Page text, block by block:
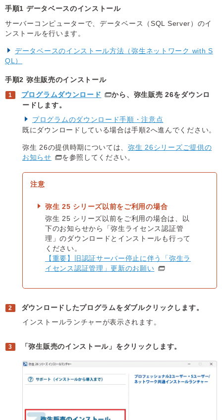
手順1 データベースのインストール
サーバーコンピューターで、データベース（SQL Server）のイ
ンストールを行います。
データベースのインストール方法（弥生ネットワーク with S
QL）
手順2 弥生販売のインストール
プログラムダウンロード
から、弥生販売 26をダウンロ
ードします。
プログラムのダウンロード手順・注意点
既にダウンロードしている場合は手順2へ進んでください。
弥生 26の提供時期については、弥生 26シリーズご提供の
お知らせ
を参照してください。
弥生 25 シリーズ以前をご利用の場合
弥生 25 シリーズ以前をご利用の場合は、以
下のお知らせから「弥生ライセンス認証管
理」のダウンロードとインストールも行って
ください。
【重要】旧認証サーバー停止に伴う「弥生ラ
イセンス認証管理」更新のお願い
ダウンロードしたプログラムをダブルクリックします。
インストールランチャーが表示されます。
「弥生販売のインストール」をクリックします。